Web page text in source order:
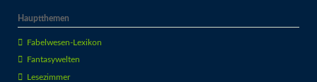
Hauptthemen
Fabelwesen-Lexikon
Fantasywelten
Lesezimmer